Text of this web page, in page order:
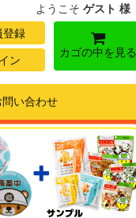
ようこそ ゲスト 様
登録
ン
カゴの中を見る
問い合わせ